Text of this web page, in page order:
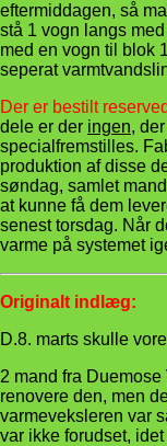
eftermiddagen, så
stå 1 vogn langs
med en vogn til blok
seperat
Der er bestilt
dele er der ingen,
specialfremstilles.
produktion af disse
søndag, samlet
at kunne få dem
senest torsdag. Når
varme på systemet
Originalt indlæg:
D.8. marts skulle
2 mand fra
renovere den, men
varmeveksleren var
var ikke forudset,